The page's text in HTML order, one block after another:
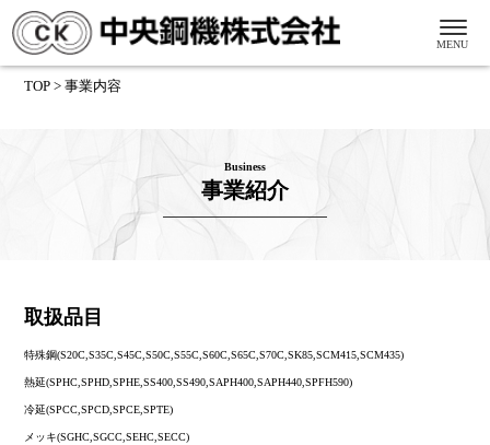
TOP > 事業内容
Business
事業紹介
取扱品目
特殊鋼(S20C,S35C,S45C,S50C,S55C,S60C,S65C,S70C,SK85,SCM415,SCM435)
熱延(SPHC,SPHD,SPHE,SS400,SS490,SAPH400,SAPH440,SPFH590)
冷延(SPCC,SPCD,SPCE,SPTE)
メッキ(SGHC,SGCC,SEHC,SECC)